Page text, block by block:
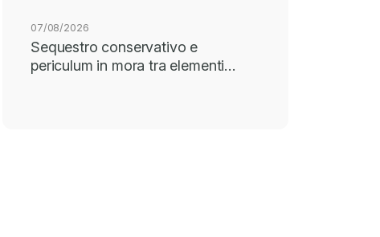
07/08/2026
Sequestro conservativo e
periculum in mora tra elementi…